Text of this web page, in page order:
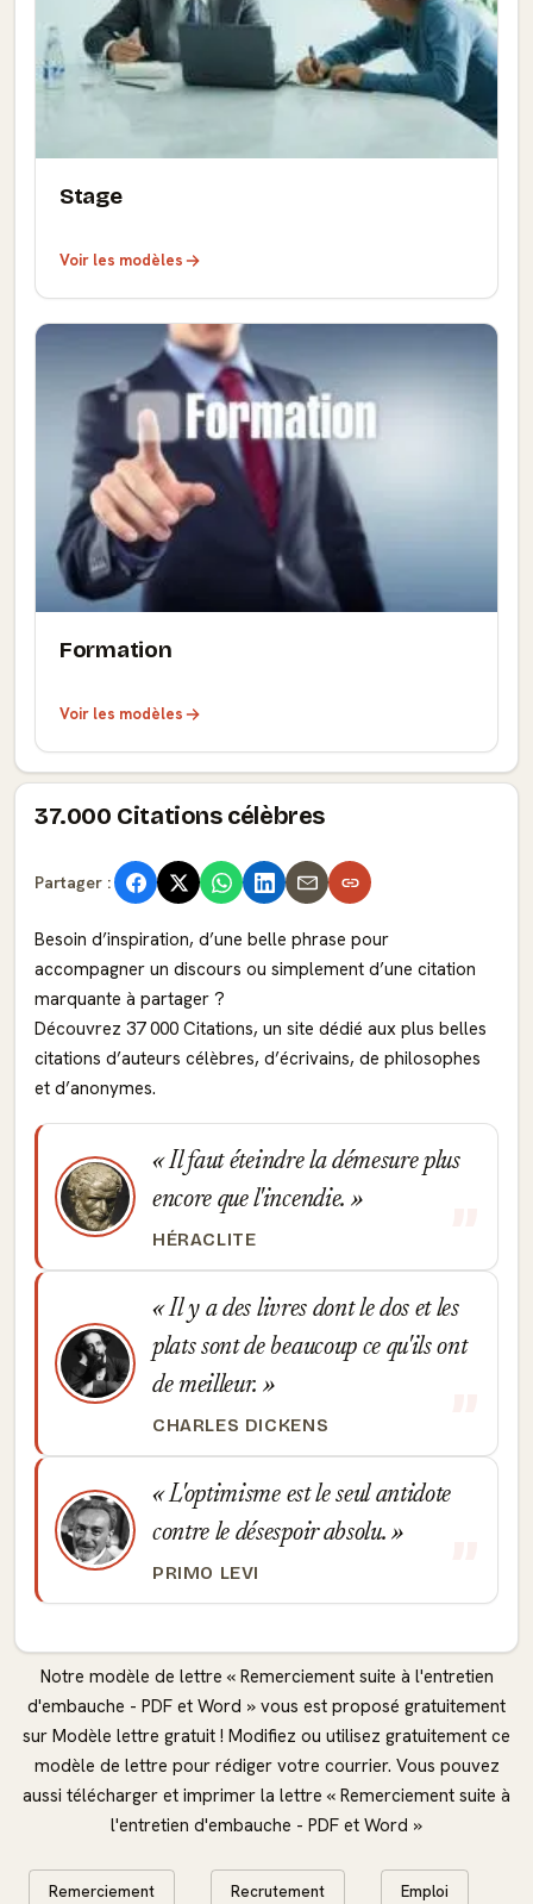
Stage
Voir les modèles
Formation
Voir les modèles
37.000 Citations célèbres
Partager :
Besoin d’inspiration, d’une belle phrase pour
accompagner un discours ou simplement d’une citation
marquante à partager ?
Découvrez 37 000 Citations, un site dédié aux plus belles
citations d’auteurs célèbres, d’écrivains, de philosophes
et d’anonymes.
Il faut éteindre la démesure plus
encore que l'incendie.
HÉRACLITE
Il y a des livres dont le dos et les
plats sont de beaucoup ce qu'ils ont
de meilleur.
CHARLES DICKENS
L'optimisme est le seul antidote
contre le désespoir absolu.
PRIMO LEVI
Notre modèle de lettre « Remerciement suite à l'entretien
d'embauche - PDF et Word » vous est proposé gratuitement
sur Modèle lettre gratuit ! Modifiez ou utilisez gratuitement ce
modèle de lettre pour rédiger votre courrier. Vous pouvez
aussi télécharger et imprimer la lettre « Remerciement suite à
l'entretien d'embauche - PDF et Word »
Remerciement Recrutement Emploi